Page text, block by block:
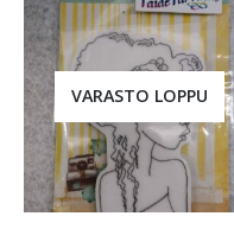
VARASTO LOPPU